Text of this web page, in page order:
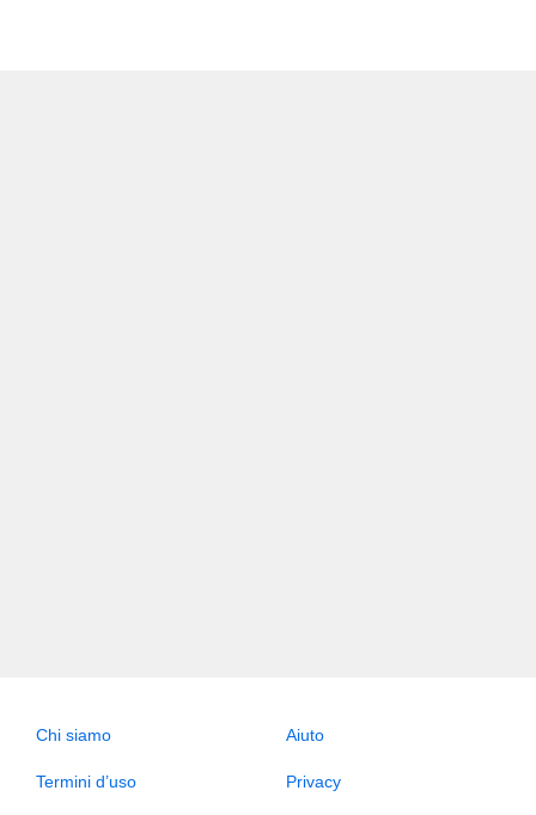
Chi siamo Aiuto
Termini d’uso Privacy